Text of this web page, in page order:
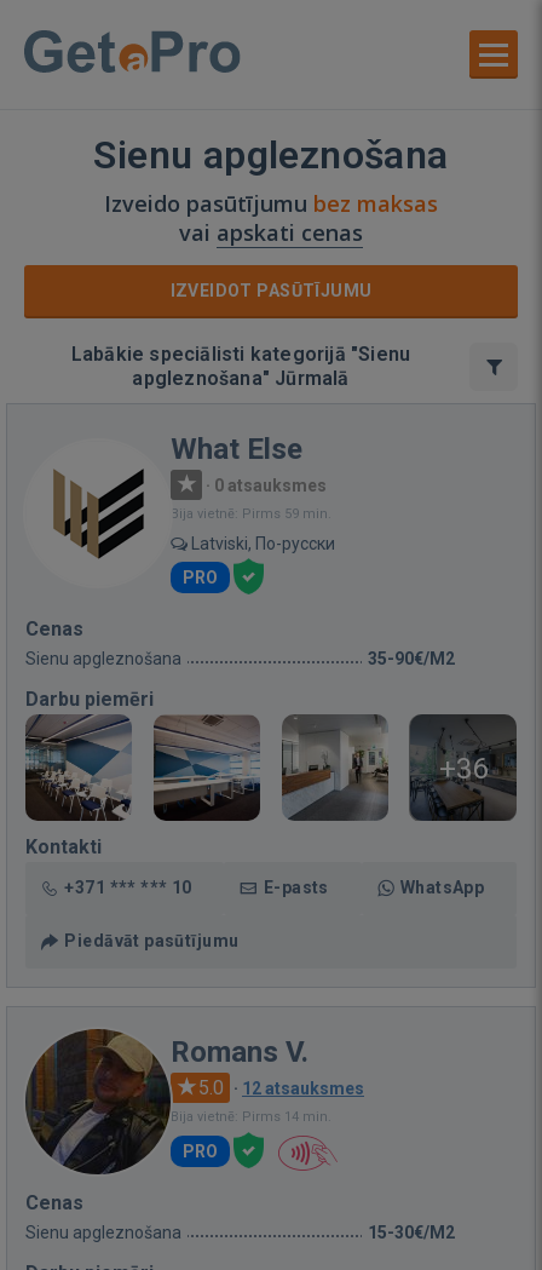
Sienu apgleznošana
Izveido pasūtījumu bez maksas
vai apskati cenas
IZVEIDOT PASŪTĪJUMU
Labākie speciālisti kategorijā "Sienu
apgleznošana" Jūrmalā
What Else
· 0 atsauksmes
Bija vietnē: Pirms 59 min.
Latviski, По-русски
PRO
Cenas
Sienu apgleznošana 35-90€/M2
Darbu piemēri
+36
Kontakti
+371 *** *** 10 E-pasts WhatsApp
Piedāvāt pasūtījumu
Romans V.
5.0 · 12 atsauksmes
Bija vietnē: Pirms 14 min.
PRO
Cenas
Sienu apgleznošana 15-30€/M2